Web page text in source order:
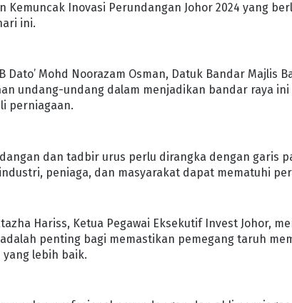
Kemuncak Inovasi Perundangan Johor 2024 yang
ini.
Dato’ Mohd Noorazam Osman, Datuk Bandar Majlis
undang-undang dalam menjadikan bandar raya
perniagaan.
dan tadbir urus perlu dirangka dengan garis
peniaga, dan masyarakat dapat mematuhi
Hariss, Ketua Pegawai Eksekutif Invest Johor,
penting bagi memastikan pemegang taruh
lebih baik.